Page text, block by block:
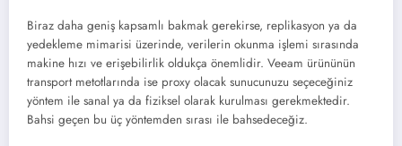
Biraz daha geniş kapsamlı bakmak gerekirse, replikasyon ya da
yedekleme mimarisi üzerinde, verilerin okunma işlemi sırasında
makine hızı ve erişebilirlik oldukça önemlidir. Veeam ürününün
transport metotlarında ise proxy olacak sunucunuzu seçeceğiniz
yöntem ile sanal ya da fiziksel olarak kurulması gerekmektedir.
Bahsi geçen bu üç yöntemden sırası ile bahsedeceğiz.